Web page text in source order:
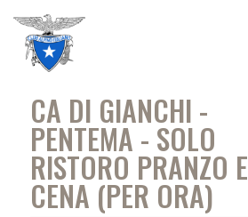
content
CA DI GIANCHI -
PENTEMA - SOLO
RISTORO PRANZO E
CENA (PER ORA)